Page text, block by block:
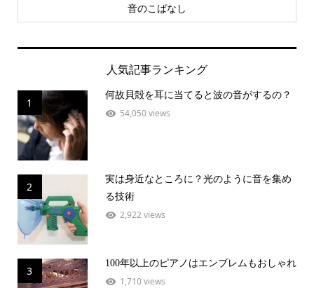
音のこばなし
人気記事ランキング
1
何故貝殻を耳に当てると波の音がするの？
54,050 views
2
実は身近なところに？光のように音を集め
る技術
2,922 views
3
100年以上のピアノはエンブレムもおしゃれ
1,710 views